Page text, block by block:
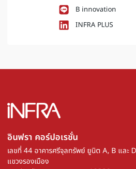
, ข่าวสาร
iNFRA จัดสัมมนา “ตามรอยเผ
PM2.5 ด้วยข้อมูลดาวเทียม
อย่างมีประสิทธิภาพ ร่วมค้นหาคำตอบขอ
โพสต์เมื่อวันที่20 พฤษภาคม 2026